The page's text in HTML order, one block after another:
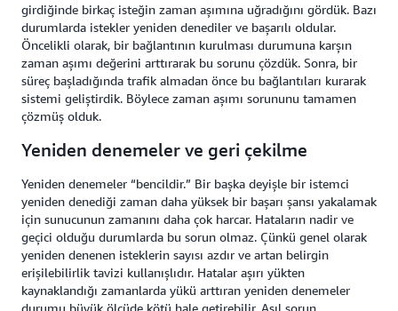
girdiğinde birkaç isteğin zaman aşımına uğradığını gördük. Bazı
durumlarda istekler yeniden denediler ve başarılı oldular.
Öncelikli olarak, bir bağlantının kurulması durumuna karşın
zaman aşımı değerini arttırarak bu sorunu çözdük. Sonra, bir
süreç başladığında trafik almadan önce bu bağlantıları kurarak
sistemi geliştirdik. Böylece zaman aşımı sorununu tamamen
çözmüş olduk.
Yeniden denemeler ve geri çekilme
Yeniden denemeler “bencildir.” Bir başka deyişle bir istemci
yeniden denediği zaman daha yüksek bir başarı şansı yakalamak
için sunucunun zamanını daha çok harcar. Hataların nadir ve
geçici olduğu durumlarda bu sorun olmaz. Çünkü genel olarak
yeniden denenen isteklerin sayısı azdır ve artan belirgin
erişilebilirlik tavizi kullanışlıdır. Hatalar aşırı yükten
kaynaklandığı zamanlarda yükü arttıran yeniden denemeler
durumu büyük ölçüde kötü hale getirebilir. Asıl sorun